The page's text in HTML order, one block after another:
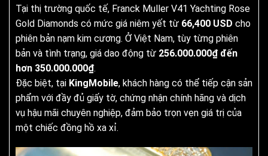
Tại thị trường quốc tế, Franck Muller V41 Yachting Rose
Gold Diamonds có mức giá niêm yết từ 66,400 USD cho
phiên bản nạm kim cương. Ở Việt Nam, tùy từng phiên
bản và tình trạng, giá dao động từ 256.000.000₫ đến
hơn 350.000.000₫.
Đặc biệt, tại KingMobile, khách hàng có thể tiếp cận sản
phẩm với đầy đủ giấy tờ, chứng nhận chính hãng và dịch
vụ hậu mãi chuyên nghiệp, đảm bảo trọn vẹn giá trị của
một chiếc đồng hồ xa xỉ.